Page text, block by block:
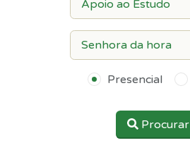
Presencial
Procurar